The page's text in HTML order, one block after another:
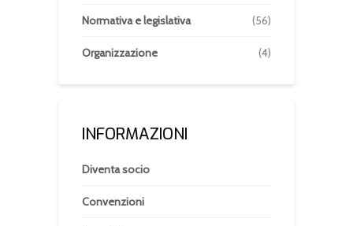
Normativa e legislativa (56)
Organizzazione (4)
INFORMAZIONI
Diventa socio
Convenzioni